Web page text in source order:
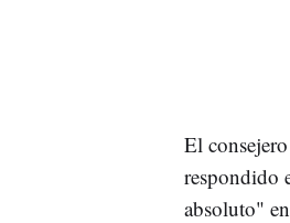
El
respondido
absoluto"